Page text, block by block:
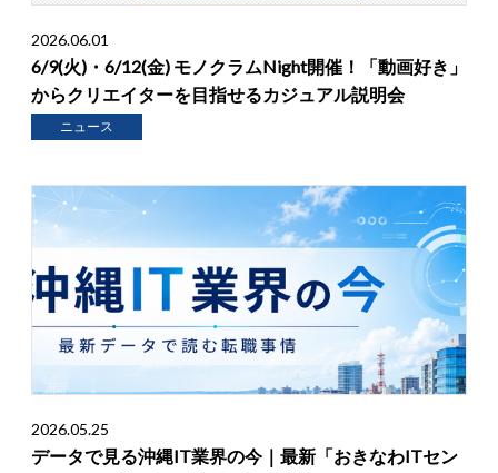
2026.06.01
6/9(火)・6/12(金) モノクラムNight開催！「動画好き」
からクリエイターを目指せるカジュアル説明会
ニュース
2026.05.25
データで見る沖縄IT業界の今｜最新「おきなわITセン